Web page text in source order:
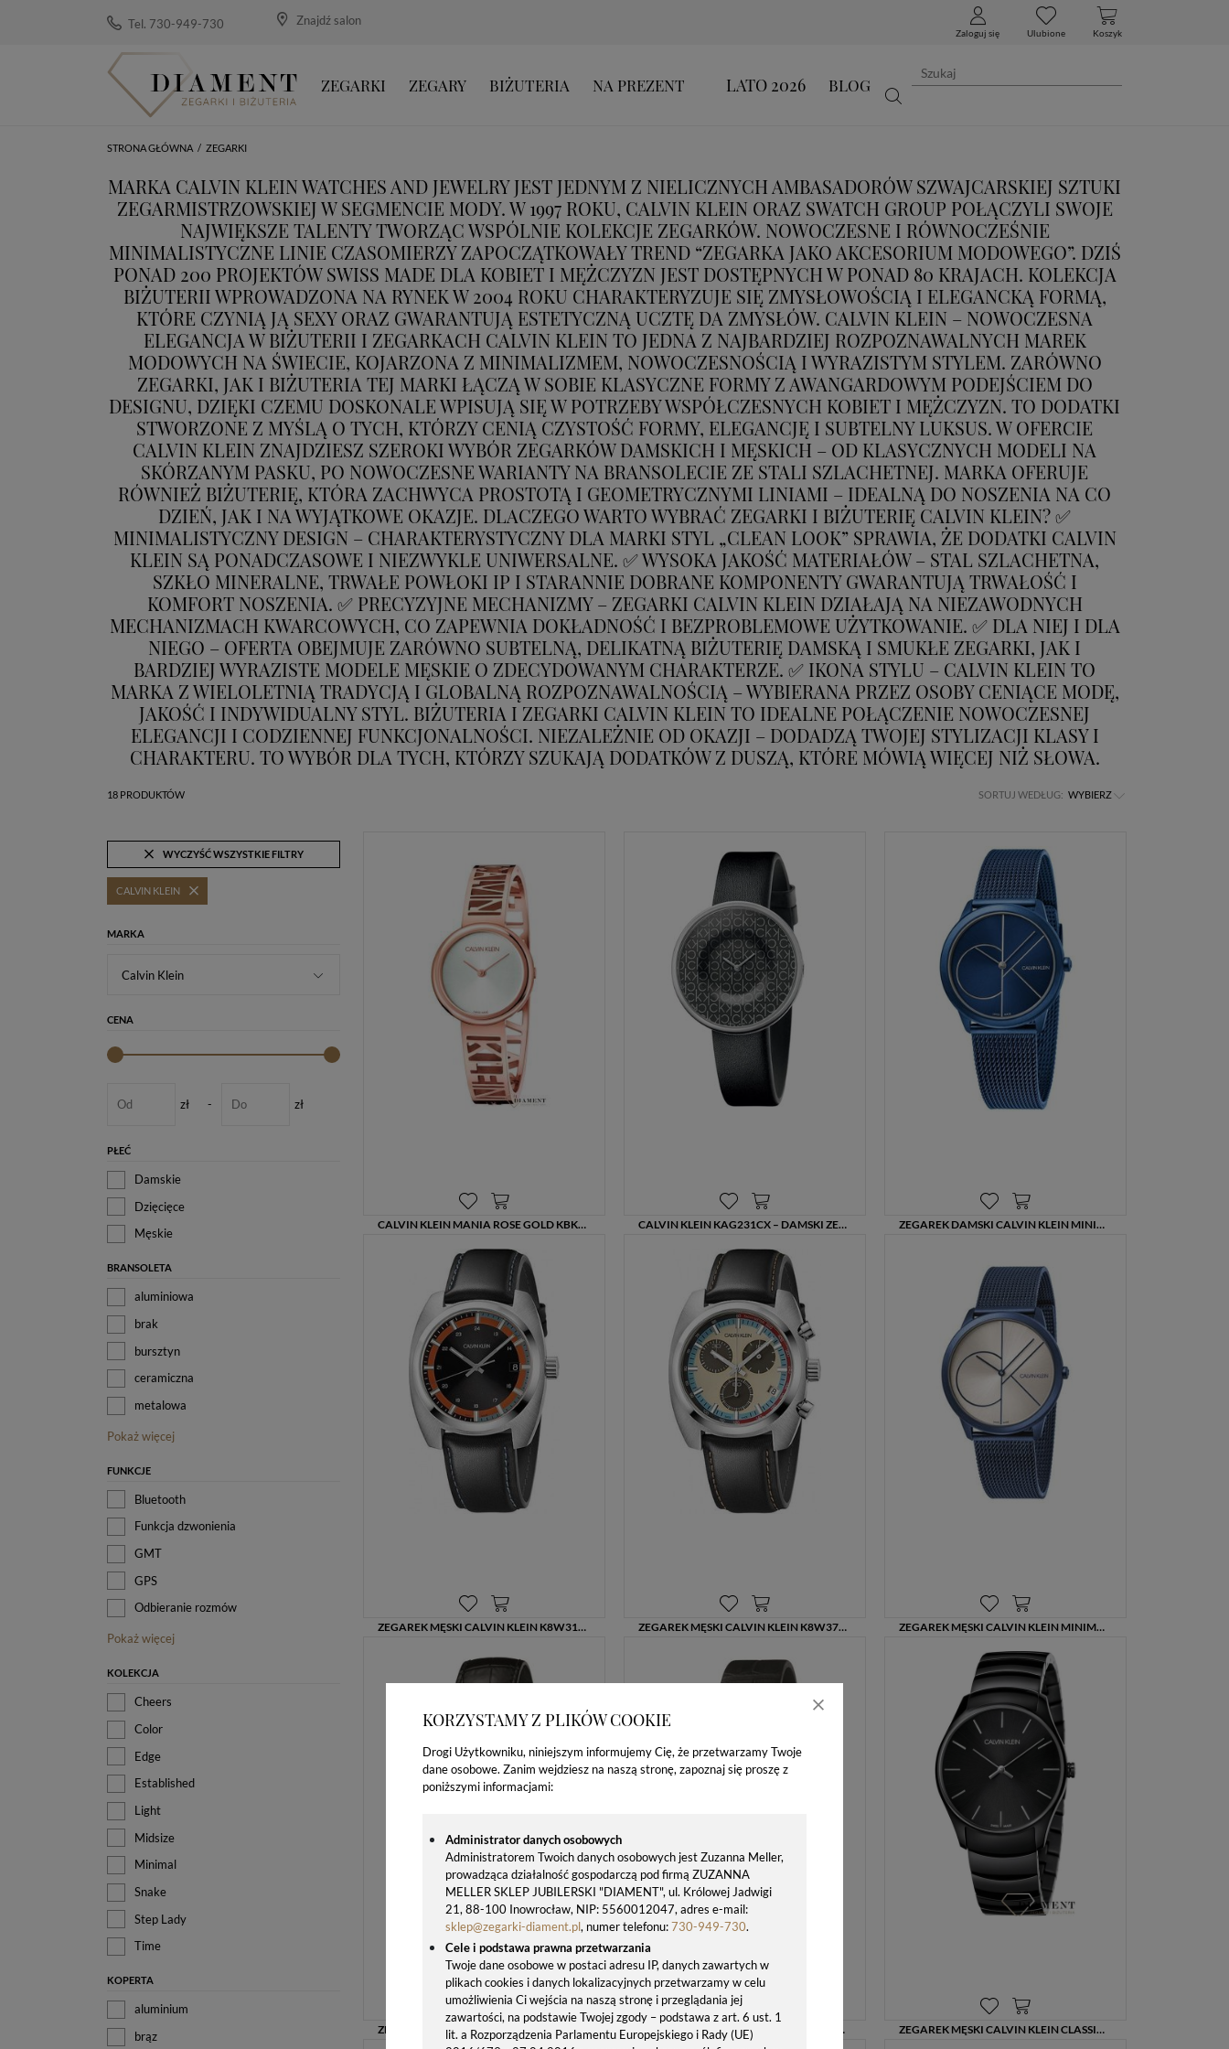
KORZYSTAMY Z PLIKÓW COOKIE
Drogi Użytkowniku, niniejszym informujemy Cię, że przetwarzamy Twoje
dane osobowe. Zanim wejdziesz na naszą stronę, zapoznaj się proszę z
poniższymi informacjami:
Administrator danych osobowych
Administratorem Twoich danych osobowych jest Zuzanna Meller,
prowadząca działalność gospodarczą pod firmą ZUZANNA
MELLER SKLEP JUBILERSKI "DIAMENT", ul. Królowej Jadwigi
21, 88-100 Inowrocław, NIP: 5560012047, adres e-mail:
sklep@zegarki-diament.pl, numer telefonu:730-949-730.
Cele i podstawa prawna przetwarzania
Twoje dane osobowe w postaci adresu IP, danych zawartych w
plikach cookies i danych lokalizacyjnych przetwarzamy w celu
umożliwienia Ci wejścia na naszą stronę i przeglądania jej
zawartości, na podstawie Twojej zgody – podstawa z art. 6 ust. 1
lit. a Rozporządzenia Parlamentu Europejskiego i Rady (UE)
Tel. 730-949-730 Znajdź salon
Zaloguj się Ulubione Koszyk
ZEGARKI ZEGARY BIŻUTERIA NA PREZENT LATO 2026 BLOG
STRONA GŁÓWNA / ZEGARKI
MARKA CALVIN KLEIN WATCHES AND JEWELRY JEST JEDNYM Z NIELICZNYCH AMBASADORÓW SZWAJCARSKIEJ SZTUKI
ZEGARMISTRZOWSKIEJ W SEGMENCIE MODY. W 1997 ROKU, CALVIN KLEIN ORAZ SWATCH GROUP POŁĄCZYLI SWOJE
NAJWIĘKSZE TALENTY TWORZĄC WSPÓLNIE KOLEKCJE ZEGARKÓW. NOWOCZESNE I RÓWNOCZEŚNIE
MINIMALISTYCZNE LINIE CZASOMIERZY ZAPOCZĄTKOWAŁY TREND “ZEGARKA JAKO AKCESORIUM MODOWEGO”. DZIŚ
PONAD 200 PROJEKTÓW SWISS MADE DLA KOBIET I MĘŻCZYZN JEST DOSTĘPNYCH W PONAD 80 KRAJACH. KOLEKCJA
BIŻUTERII WPROWADZONA NA RYNEK W 2004 ROKU CHARAKTERYZUJE SIĘ ZMYSŁOWOŚCIĄ I ELEGANCKĄ FORMĄ,
KTÓRE CZYNIĄ JĄ SEXY ORAZ GWARANTUJĄ ESTETYCZNĄ UCZTĘ DA ZMYSŁÓW. CALVIN KLEIN – NOWOCZESNA
ELEGANCJA W BIŻUTERII I ZEGARKACH CALVIN KLEIN TO JEDNA Z NAJBARDZIEJ ROZPOZNAWALNYCH MAREK
MODOWYCH NA ŚWIECIE, KOJARZONA Z MINIMALIZMEM, NOWOCZESNOŚCIĄ I WYRAZISTYM STYLEM. ZARÓWNO
ZEGARKI, JAK I BIŻUTERIA TEJ MARKI ŁĄCZĄ W SOBIE KLASYCZNE FORMY Z AWANGARDOWYM PODEJŚCIEM DO
DESIGNU, DZIĘKI CZEMU DOSKONALE WPISUJĄ SIĘ W POTRZEBY WSPÓŁCZESNYCH KOBIET I MĘŻCZYZN. TO DODATKI
STWORZONE Z MYŚLĄ O TYCH, KTÓRZY CENIĄ CZYSTOŚĆ FORMY, ELEGANCJĘ I SUBTELNY LUKSUS. W OFERCIE
CALVIN KLEIN ZNAJDZIESZ SZEROKI WYBÓR ZEGARKÓW DAMSKICH I MĘSKICH – OD KLASYCZNYCH MODELI NA
SKÓRZANYM PASKU, PO NOWOCZESNE WARIANTY NA BRANSOLECIE ZE STALI SZLACHETNEJ. MARKA OFERUJE
RÓWNIEŻ BIŻUTERIĘ, KTÓRA ZACHWYCA PROSTOTĄ I GEOMETRYCZNYMI LINIAMI – IDEALNĄ DO NOSZENIA NA CO
DZIEŃ, JAK I NA WYJĄTKOWE OKAZJE. DLACZEGO WARTO WYBRAĆ ZEGARKI I BIŻUTERIĘ CALVIN KLEIN? ✅
MINIMALISTYCZNY DESIGN – CHARAKTERYSTYCZNY DLA MARKI STYL „CLEAN LOOK” SPRAWIA, ŻE DODATKI CALVIN
KLEIN SĄ PONADCZASOWE I NIEZWYKLE UNIWERSALNE. ✅ WYSOKA JAKOŚĆ MATERIAŁÓW – STAL SZLACHETNA,
SZKŁO MINERALNE, TRWAŁE POWŁOKI IP I STARANNIE DOBRANE KOMPONENTY GWARANTUJĄ TRWAŁOŚĆ I
KOMFORT NOSZENIA. ✅ PRECYZYJNE MECHANIZMY – ZEGARKI CALVIN KLEIN DZIAŁAJĄ NA NIEZAWODNYCH
MECHANIZMACH KWARCOWYCH, CO ZAPEWNIA DOKŁADNOŚĆ I BEZPROBLEMOWE UŻYTKOWANIE. ✅ DLA NIEJ I DLA
NIEGO – OFERTA OBEJMUJE ZARÓWNO SUBTELNĄ, DELIKATNĄ BIŻUTERIĘ DAMSKĄ I SMUKŁE ZEGARKI, JAK I
BARDZIEJ WYRAZISTE MODELE MĘSKIE O ZDECYDOWANYM CHARAKTERZE. ✅ IKONA STYLU – CALVIN KLEIN TO
MARKA Z WIELOLETNIĄ TRADYCJĄ I GLOBALNĄ ROZPOZNAWALNOŚCIĄ – WYBIERANA PRZEZ OSOBY CENIĄCE MODĘ,
JAKOŚĆ I INDYWIDUALNY STYL. BIŻUTERIA I ZEGARKI CALVIN KLEIN TO IDEALNE POŁĄCZENIE NOWOCZESNEJ
ELEGANCJI I CODZIENNEJ FUNKCJONALNOŚCI. NIEZALEŻNIE OD OKAZJI – DODADZĄ TWOJEJ STYLIZACJI KLASY I
CHARAKTERU. TO WYBÓR DLA TYCH, KTÓRZY SZUKAJĄ DODATKÓW Z DUSZĄ, KTÓRE MÓWIĄ WIĘCEJ NIŻ SŁOWA.
18 PRODUKTÓW SORTUJ WEDŁUG: WYBIERZ
WYCZYŚĆ WSZYSTKIE FILTRY
CALVIN KLEIN
MARKA
Calvin Klein
CENA
zł - zł
PŁEĆ
Damskie
Dzięcięce
Męskie
BRANSOLETA
aluminiowa
brak
bursztyn
ceramiczna
metalowa
Pokaż więcej
FUNKCJE
Bluetooth
Funkcja dzwonienia
GMT
GPS
Odbieranie rozmów
Pokaż więcej
KOLEKCJA
Cheers
Color
Edge
Established
Light
Midsize
Minimal
Snake
Step Lady
Time
KOPERTA
aluminium
brąz
CALVIN KLEIN MANIA ROSE GOLD KBK2S616 – ZEGAREK DAMSKI Z BRANSOLETĄ BANGLE I MECHANIZMEM KWARCOWYM
1399,00 zł 839,00 zł
CALVIN KLEIN KAG231CX – DAMSKI ZEGAREK NA SKÓRZANYM PASKU, MINIMALISTYCZNY DESIGN, SZWAJCARSKI MECHANIZM
909,00 zł 545,00 zł
ZEGAREK DAMSKI CALVIN KLEIN MINIMAL K3M52T5N NIEBIESKI NA STALOWEJ BRANSOLECIE
ZEGAREK MĘSKI CALVIN KLEIN K8W311CX CZARNY PASEK Z PRZESZYCIEM – PRECYZJA I STYL ZEGAREK MĘSKI CALVIN KLEIN K8W371CH CZARNY PASEK – STYL I PRECYZJA ZEGAREK MĘSKI CALVIN KLEIN MINIMAL K3M51T56 NIEBIESKA BRANSOLETA – GRAWER GRATIS
1169,00 zł
ZEGAREK MĘSKI CALVIN KLEIN K9H215C6 – SKÓRZANY PASEK, ZŁOTA KOPERTA, SWISS MADE ZEGAREK MĘSKI CALVIN KLEIN TIME GENT K4N211C6 NA CZARNYM SKÓRZANYM PASKU ZEGAREK MĘSKI CALVIN KLEIN CLASSIC MIDSIZE K4D21441 STAL + GRAWER GRATIS